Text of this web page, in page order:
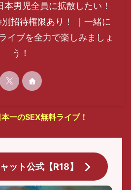
男児全員に拡散したい！
別招待権限あり！ ｜一緒に
イブを全力で楽しみましょ
う！
本一のSEX無料ライブ！
ット公式【R18】